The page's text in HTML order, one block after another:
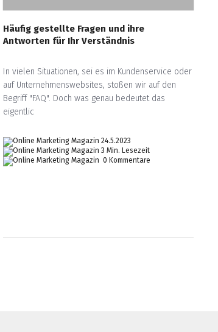
Häufig gestellte Fragen und ihre
Antworten für Ihr Verständnis
In vielen Situationen, sei es im Kundenservice oder
auf Unternehmenswebsites, stoßen wir auf den
Begriff "FAQ". Doch was genau bedeutet das
eigentlic
24.5.2023
3 Min. Lesezeit
0 Kommentare